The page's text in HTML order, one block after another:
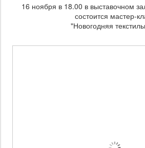
16 ноября в 18.00 в выставочном
состоится мастер-
"Новогодняя текстильная